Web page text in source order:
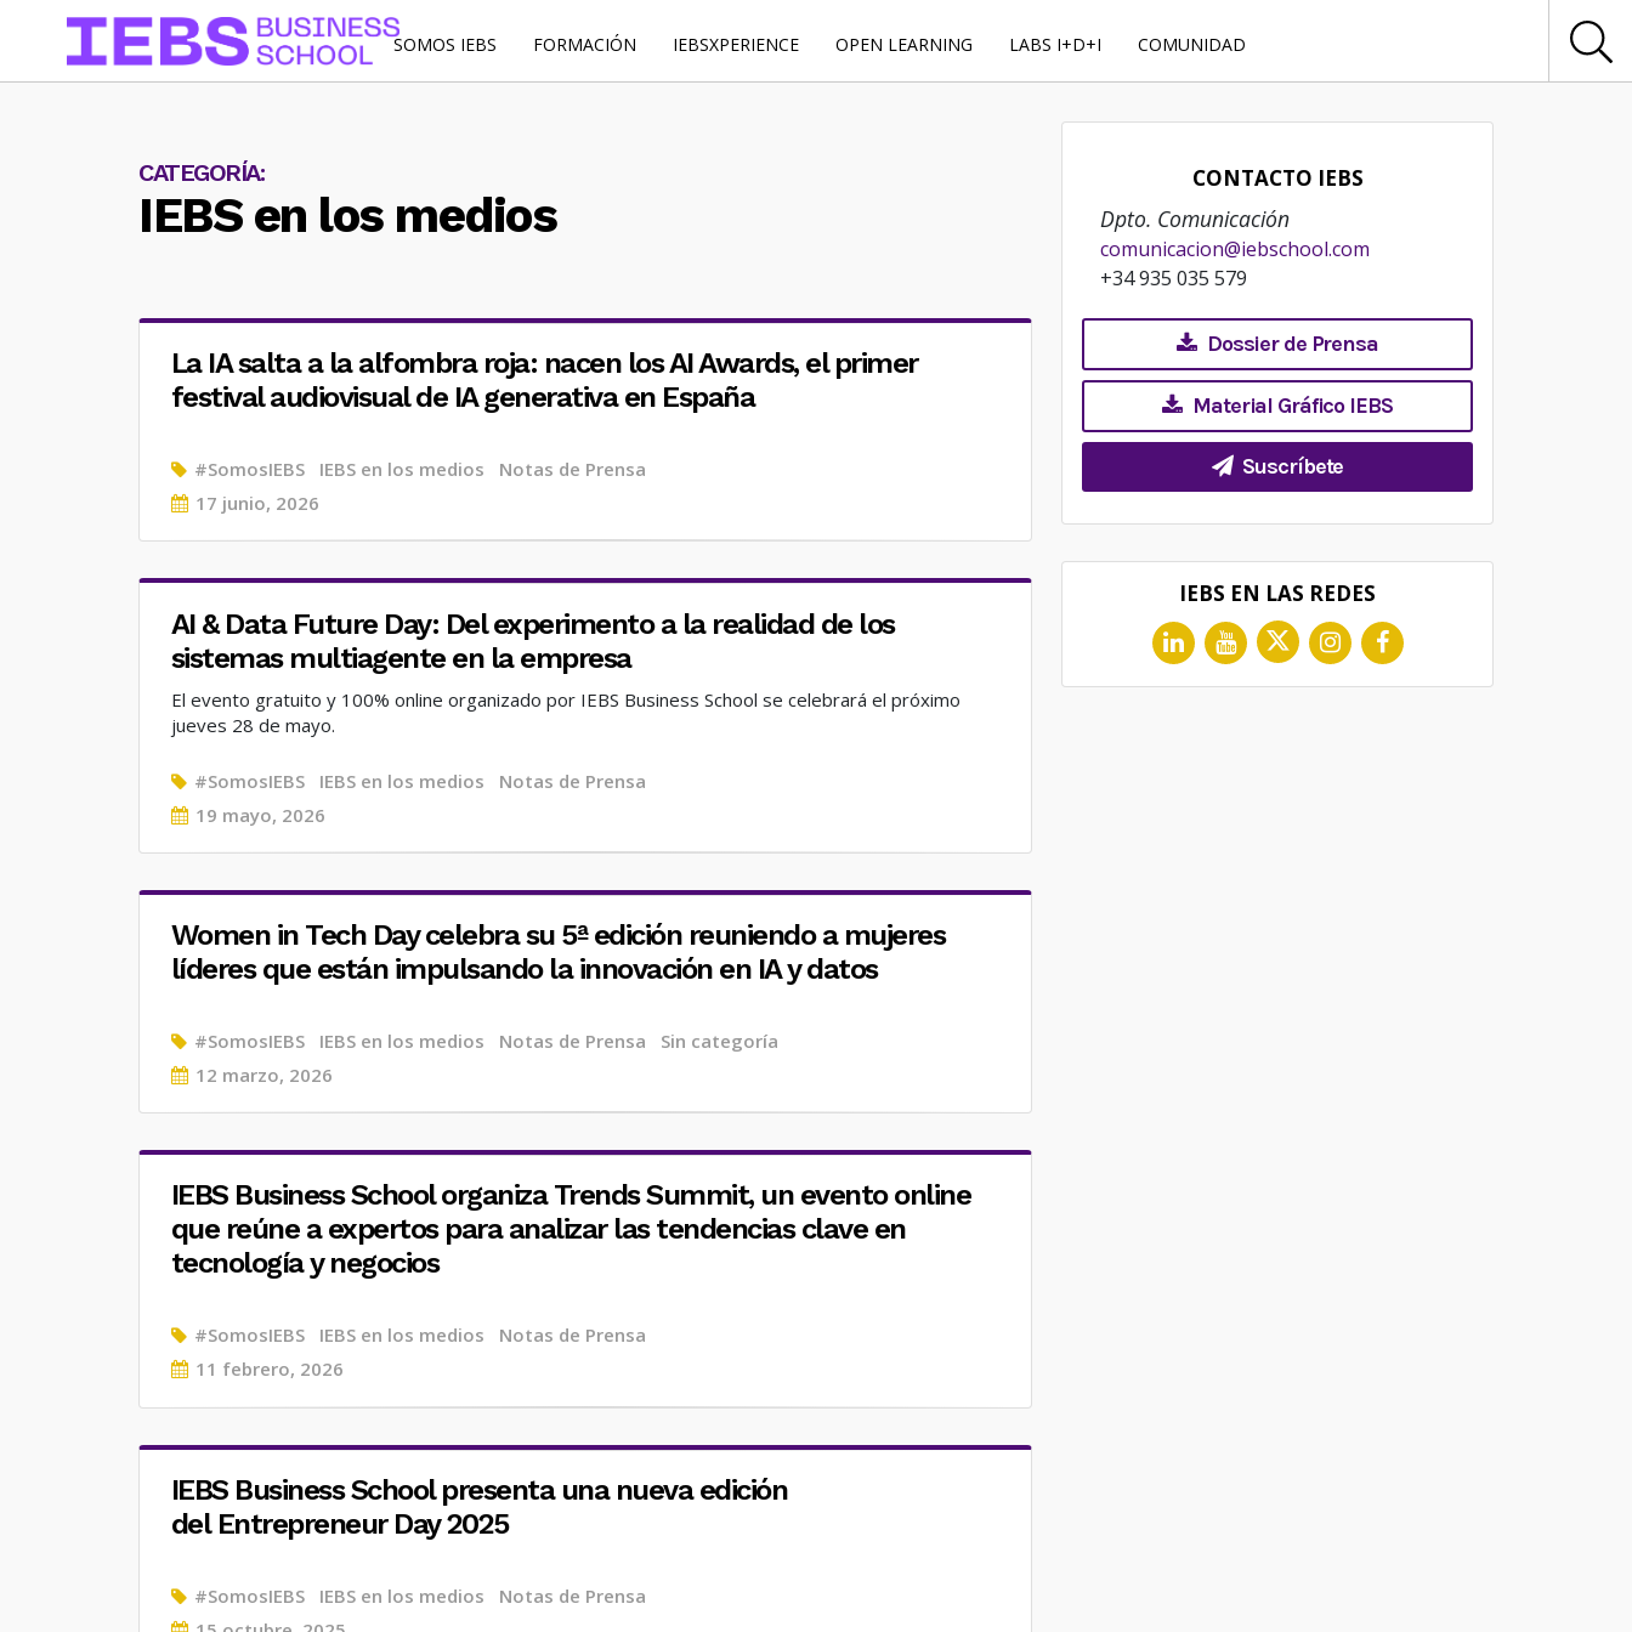
SOMOS IEBS FORMACIÓN IEBSXPERIENCE OPEN LEARNING LABS I+D+I COMUNIDAD
CATEGORÍA:
IEBS en los medios
La IA salta a la alfombra roja: nacen los AI Awards, el primer
festival audiovisual de IA generativa en España
#SomosIEBS IEBS en los medios Notas de Prensa
Posted
17 junio, 2026
AI & Data Future Day: Del experimento a la realidad de los
sistemas multiagente en la empresa
El evento gratuito y 100% online organizado por IEBS Business School se celebrará el próximo
jueves 28 de mayo.
#SomosIEBS IEBS en los medios Notas de Prensa
Posted
19 mayo, 2026
Women in Tech Day celebra su 5ª edición reuniendo a mujeres
líderes que están impulsando la innovación en IA y datos
#SomosIEBS IEBS en los medios Notas de Prensa Sin categoría
Posted
12 marzo, 2026
IEBS Business School organiza Trends Summit, un evento online
que reúne a expertos para analizar las tendencias clave en
tecnología y negocios
#SomosIEBS IEBS en los medios Notas de Prensa
Posted
11 febrero, 2026
IEBS Business School presenta una nueva edición
del Entrepreneur Day 2025
#SomosIEBS IEBS en los medios Notas de Prensa
CONTACTO IEBS
Dpto. Comunicación
comunicacion@iebschool.com
+34 935 035 579
Dossier de Prensa
Material Gráfico IEBS
Suscríbete
IEBS EN LAS REDES